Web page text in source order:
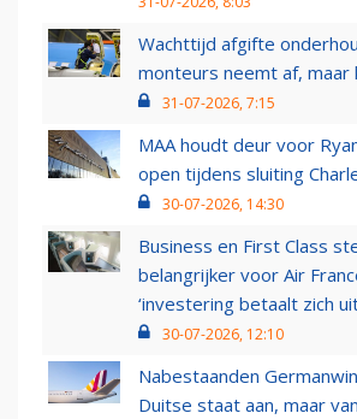
Wachttijd afgifte
monteurs neemt af,
31-07-2026, 7:15
MAA houdt deur voor
open tijdens sluiting
30-07-2026, 14:30
Business en First Class
belangrijker voor Air
‘investering betaalt zich
30-07-2026, 12:10
Nabestaanden
Duitse staat aan, maar